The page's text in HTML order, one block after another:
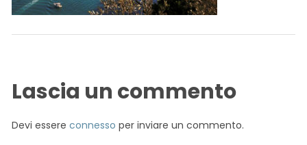
Lascia un commento
Devi essere connesso per inviare un commento.